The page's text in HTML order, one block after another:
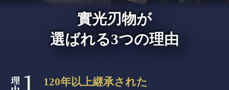
實光刃物が
選ばれる3つの理由
120年以上継承された